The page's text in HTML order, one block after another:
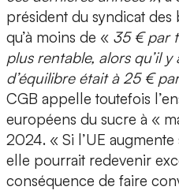
président du syndicat des
qu’à moins de « 35 € par
plus rentable, alors qu’il
d’équilibre était à 25 €
CGB appelle toutefois
européens du sucre à «
2024. « Si l’UE
elle pourrait redevenir
conséquence de faire